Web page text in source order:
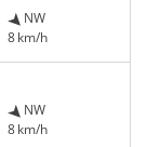
NW
8 km/h
NW
8 km/h